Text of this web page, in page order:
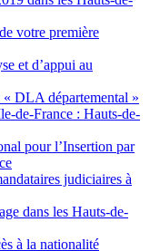
votre première
et d’appui au
DLA départemental »
de-France : Hauts-de-
pour l’Insertion par
judiciaires à
dans les Hauts-de-
à la nationalité